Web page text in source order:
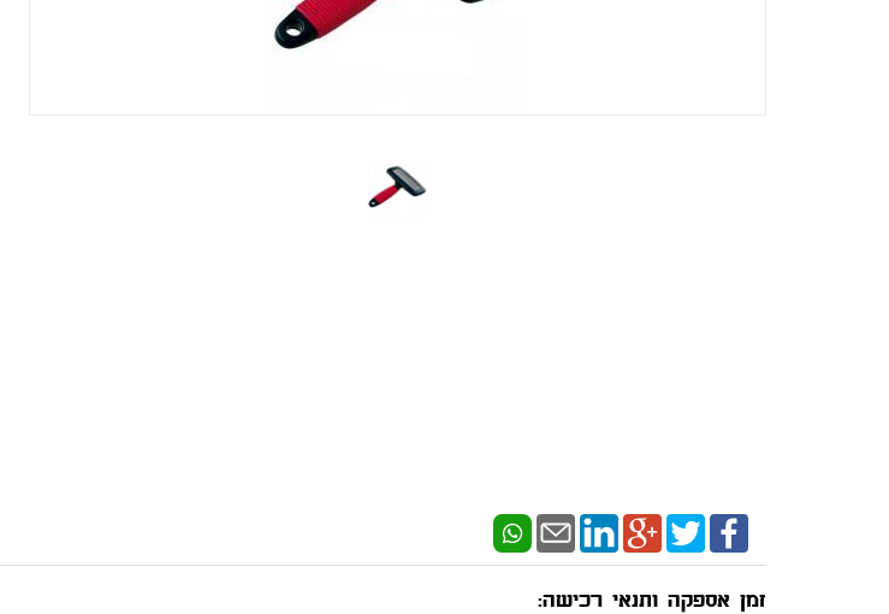
זמן אספקה ותנאי רכישה: